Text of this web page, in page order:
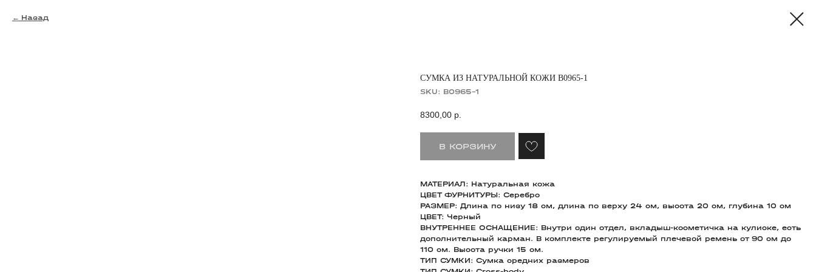
Назад
СУМКА ИЗ НАТУРАЛЬНОЙ КОЖИ B0965-1
SKU: B0965-1
8300,00 р.
В КОРЗИНУ
МАТЕРИАЛ: Натуральная кожа
ЦВЕТ ФУРНИТУРЫ: Cеребро
РАЗМЕР: Длина по низу 18 см, длина по верху 24 см, высота 20 см, глубина 10 см
ЦВЕТ: Черный
ВНУТРЕННЕЕ ОСНАЩЕНИЕ: Внутри один отдел, вкладыш-косметичка на кулиске, есть
дополнительный карман. В комплекте регулируемый плечевой ремень от 90 см до
110 см. Высота ручки 15 см.
ТИП СУМКИ: Сумка средних размеров